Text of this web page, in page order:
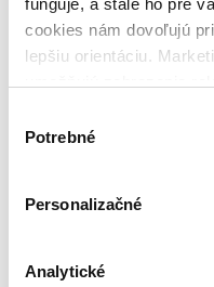
funguje, a stále ho pre
cookies nám dovoľujú
lepšiu orientáciu.
keby sme mohli
súhlasu
Potrebné
Personalizačné
Analytické